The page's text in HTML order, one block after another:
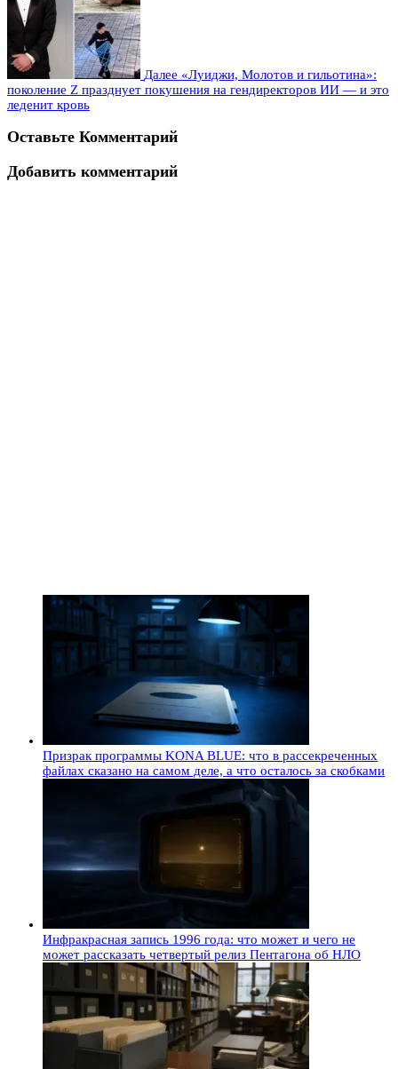
Далее «Луиджи, Молотов и гильотина»:
поколение Z празднует покушения на гендиректоров ИИ — и это
леденит кровь
Оставьте Комментарий
Добавить комментарий
Призрак программы KONA BLUE: что в рассекреченных
файлах сказано на самом деле, а что осталось за скобками
Инфракрасная запись 1996 года: что может и чего не
может рассказать четвертый релиз Пентагона об НЛО